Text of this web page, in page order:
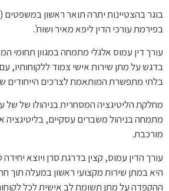
בפירמת עורכי הדין ליפא מאיר ושות'.
עורך דין עמוס אלגלי מתמחה במגוון תחומי
בדגש על מתן שירות אישי צמוד ללקוחותיו, עם
בלתי מתפשרת המותאמת לצרכים הייחודים
מחלקת הליטיגציה המסחרית בניהולו של של
מתמחה בניהול משברים עסקיים, בליטיגציה
מורכבת.
עורך הדין עמוס, קצין בדרגת סרן ויוצא יחידה
היא במתן שירות מקצועי ראשון במעלה תוך
ההקפדה על מתן תשומת לב אישית לכל